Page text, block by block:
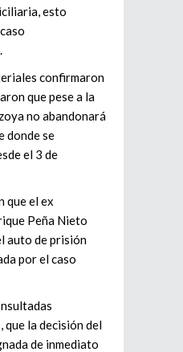
esto
confirmaron
que pese a la
no abandonará
donde se
el 3 de
que el ex
Peña Nieto
auto de prisión
por el caso
que la decisión del
de inmediato